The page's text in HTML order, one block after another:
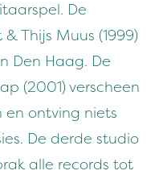
De
Thijs Muus (1999)
Den Haag. De
(2001) verscheen
en ontving niets
De derde studio
alle records tot